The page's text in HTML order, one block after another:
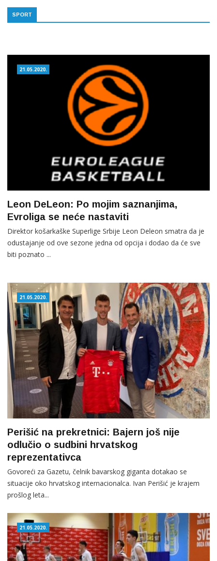
SPORT
21.05.2020.
Leon DeLeon: Po mojim saznanjima,
Evroliga se neće nastaviti
Direktor košarkaške Superlige Srbije Leon Deleon smatra da je
odustajanje od ove sezone jedna od opcija i dodao da će sve
biti poznato ...
21.05.2020.
Perišić na prekretnici: Bajern još nije
odlučio o sudbini hrvatskog
reprezentativca
Govoreći za Gazetu, čelnik bavarskog giganta dotakao se
situacije oko hrvatskog internacionalca. Ivan Perišić je krajem
prošlog leta...
21.05.2020.